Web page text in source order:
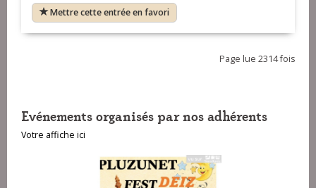
Mettre cette entrée en favori
Page lue 2314 fois
Evénements organisés par nos adhérents
Votre affiche ici